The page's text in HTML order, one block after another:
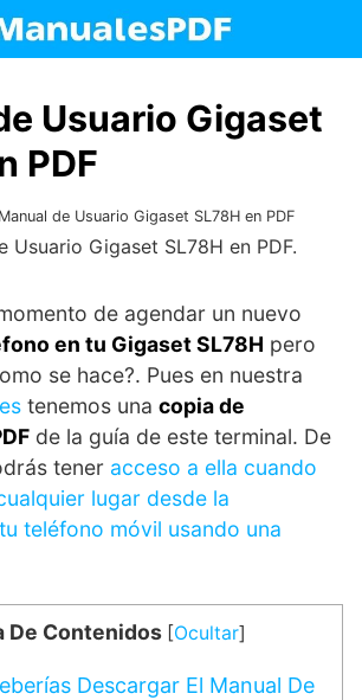
Usuario Gigaset
PDF
Manual de Usuario Gigaset SL78H en PDF
de agendar un nuevo
en tu Gigaset SL78H pero
se hace?. Pues en nuestra
tenemos una copia de
de la guía de este terminal. De
tener acceso a ella cuando
lugar desde la
teléfono móvil usando una
De Contenidos [Ocultar]
Descargar El Manual De